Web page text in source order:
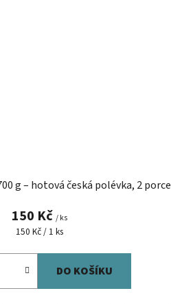
g – hotová česká polévka, 2 porce
150 Kč / ks
Měrná
150 Kč / 1 ks
DO KOŠÍKU